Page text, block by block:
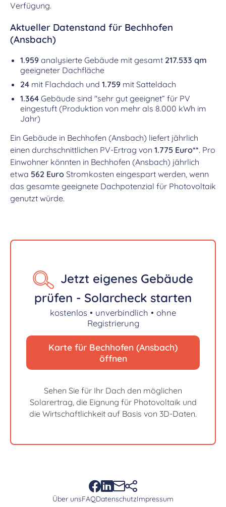
Verfügung.
Aktueller Datenstand für Bechhofen
(Ansbach)
1.959 analysierte Gebäude mit gesamt 217.533 qm
geeigneter Dachfläche
24 mit Flachdach und 1.759 mit Satteldach
1.364 Gebäude sind "sehr gut geeignet“ für PV
eingestuft (Produktion von mehr als 8.000 kWh im
Jahr)
Ein Gebäude in Bechhofen (Ansbach) liefert jährlich
einen durchschnittlichen PV-Ertrag von 1.775 Euro**. Pro
Einwohner könnten in Bechhofen (Ansbach) jährlich
etwa 562 Euro Stromkosten eingespart werden, wenn
das gesamte geeignete Dachpotenzial für Photovoltaik
genutzt würde.
Jetzt eigenes Gebäude
prüfen - Solarcheck starten
kostenlos • unverbindlich • ohne
Registrierung
Karte für Bechhofen (Ansbach)
öffnen
Sehen Sie für Ihr Dach den möglichen
Solarertrag, die Eignung für Photovoltaik und
die Wirtschaftlichkeit auf Basis von 3D-Daten.
Über unsFAQDatenschutzImpressum